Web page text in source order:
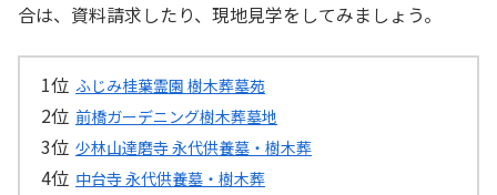
合は、資料請求したり、現地見学をしてみましょう。
ふじみ桂葉霊園 樹木葬墓苑
前橋ガーデニング樹木葬墓地
少林山達磨寺 永代供養墓・樹木葬
中台寺 永代供養墓・樹木葬